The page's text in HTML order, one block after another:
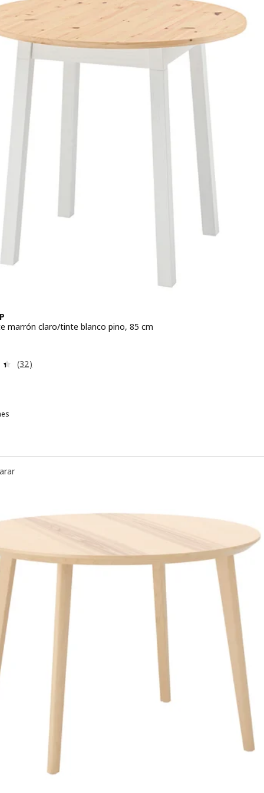
marrón claro/tinte blanco pino, 85 cm
89,99€
Revisa: 4.4 de 5 estrellas. Total opiniones:
(32)
Mesa, tinte marrón claro/tinte negro pino, 85 cm